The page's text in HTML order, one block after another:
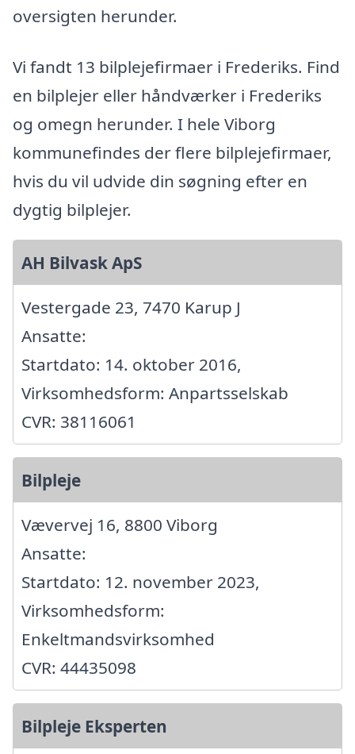
oversigten herunder.
Vi fandt 13 bilplejefirmaer i Frederiks. Find
en bilplejer eller håndværker i Frederiks
og omegn herunder. I hele Viborg
kommunefindes der flere bilplejefirmaer,
hvis du vil udvide din søgning efter en
dygtig bilplejer.
AH Bilvask ApS
Vestergade 23, 7470 Karup J
Ansatte:
Startdato: 14. oktober 2016,
Virksomhedsform: Anpartsselskab
CVR: 38116061
Bilpleje
Vævervej 16, 8800 Viborg
Ansatte:
Startdato: 12. november 2023,
Virksomhedsform:
Enkeltmandsvirksomhed
CVR: 44435098
Bilpleje Eksperten